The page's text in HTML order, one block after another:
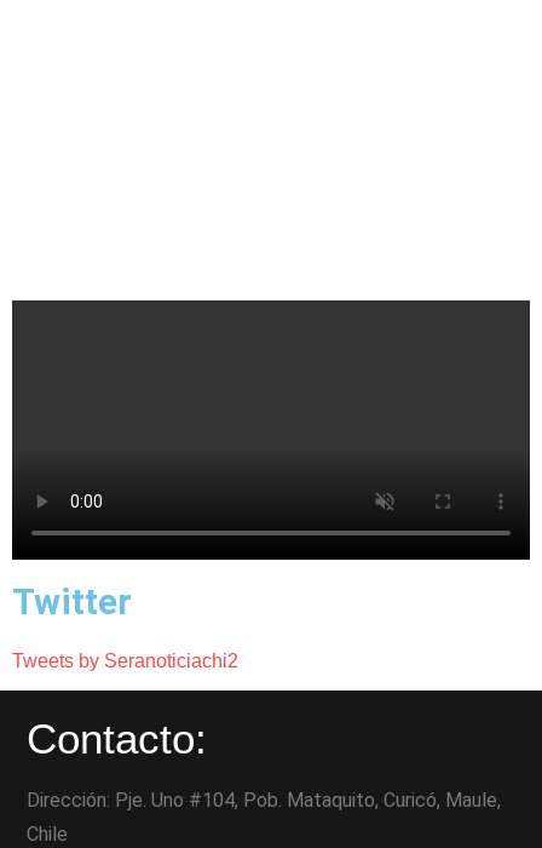
Twitter
Tweets by Seranoticiachi2
Contacto:
Dirección: Pje. Uno #104, Pob. Mataquito, Curicó, Maule,
Chile